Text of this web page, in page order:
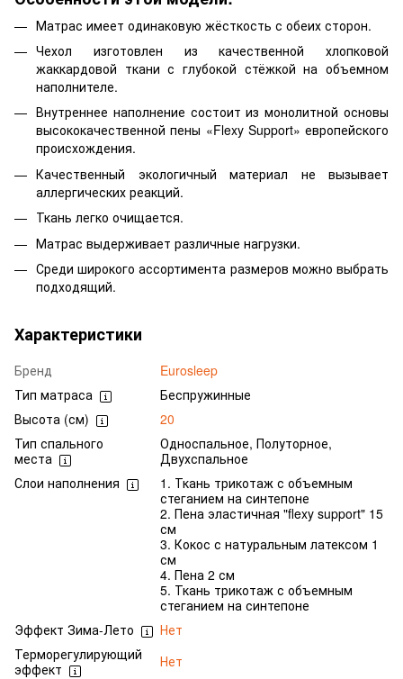
Матрас имеет одинаковую жёсткость с обеих сторон.
Чехол изготовлен из качественной хлопковой
жаккардовой ткани с глубокой стёжкой на объемном
наполнителе.
Внутреннее наполнение состоит из монолитной основы
высококачественной пены «Flexy Support» европейского
происхождения.
Качественный экологичный материал не вызывает
аллергических реакций.
Ткань легко очищается.
Матрас выдерживает различные нагрузки.
Среди широкого ассортимента размеров можно выбрать
подходящий.
Характеристики
Бренд
Eurosleep
Тип матраса
Беспружинные
Высота (см)
20
Тип спального
места
Односпальное, Полуторное,
Двухспальное
Слои наполнения
1. Ткань трикотаж с объемным
стеганием на синтепоне
2. Пена эластичная "flexy support" 15
см
3. Кокос с натуральным латексом 1
см
4. Пена 2 см
5. Ткань трикотаж с объемным
стеганием на синтепоне
Эффект Зима-Лето
Нет
Терморегулирующий
эффект
Нет